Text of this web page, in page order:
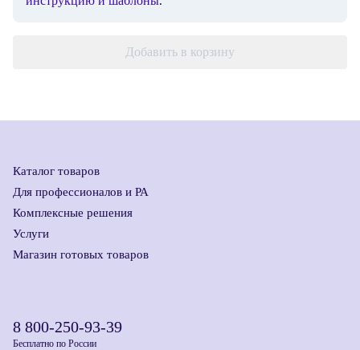
Добавить в корзину
Каталог товаров
Для профессионалов и РА
Комплексные решения
Услуги
Магазин готовых товаров
8 800-250-93-39
Бесплатно по России